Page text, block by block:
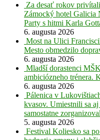
Za desať rokov
Zámocký hotel Galicia
Party s hitmi Karla
6. augusta 2026
Most na Ulici
Mesto obmedzilo
6. augusta 2026
Mladší dorastenci
ambiciózneho trénera.
6. augusta 2026
Pálenica v
kvasov. Umiestnili sa
samostatne
5. augusta 2026
Festival Koliesko sa